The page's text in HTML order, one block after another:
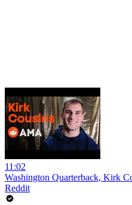
11:02
Washington Quarterback, Kirk
Reddit